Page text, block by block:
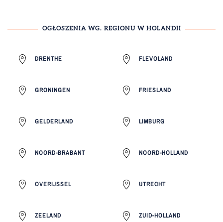
OGŁOSZENIA WG. REGIONU W HOLANDII
DRENTHE FLEVOLAND
GRONINGEN FRIESLAND
GELDERLAND LIMBURG
NOORD-BRABANT NOORD-HOLLAND
OVERIJSSEL UTRECHT
ZEELAND ZUID-HOLLAND